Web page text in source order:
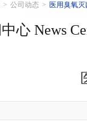
> 公司动态 > 医用臭氧
心 News